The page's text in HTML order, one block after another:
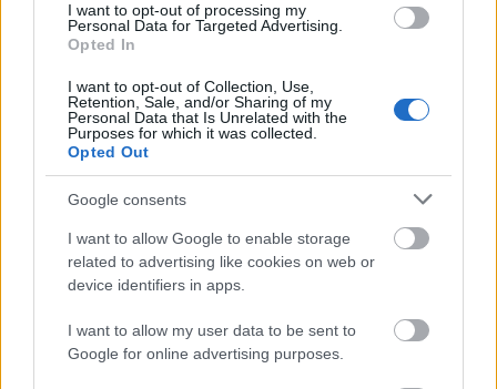
I want to opt-out of processing my
Personal Data for Targeted Advertising.
Opted In
I want to opt-out of Collection, Use,
Retention, Sale, and/or Sharing of my
Personal Data that Is Unrelated with the
Purposes for which it was collected.
Opted Out
Google consents
I want to allow Google to enable storage
related to advertising like cookies on web or
device identifiers in apps.
I want to allow my user data to be sent to
Google for online advertising purposes.
Ακολουθήστε τοinsider.gr στο Google News
και μάθετε
πρώτοι όλες τιςειδήσεις από την Ελλάδα και τον κόσμο.